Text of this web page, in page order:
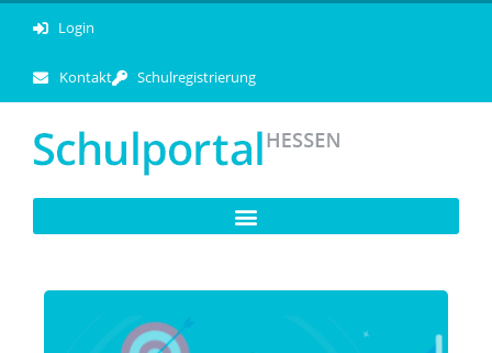
Login
Kontakt Schulregistrierung